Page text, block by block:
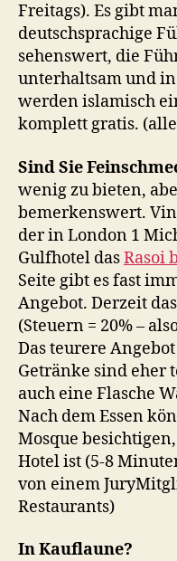
Freitags). Es gibt
deutschsprachige
sehenswert, die
unterhaltsam und
werden islamisch
komplett gratis.
Sind Sie
wenig zu bieten,
bemerkenswert.
der in London 1
Gulfhotel dasRasoi
Seite gibt es fast
Angebot. Derzeit das
(Steuern = 20% –
Das teurere
Getränke sind eher
auch eine Flasche
Nach dem Essen
Mosque
Hotel ist (5-8
von einem
Restaurants)
In Kauflaune?